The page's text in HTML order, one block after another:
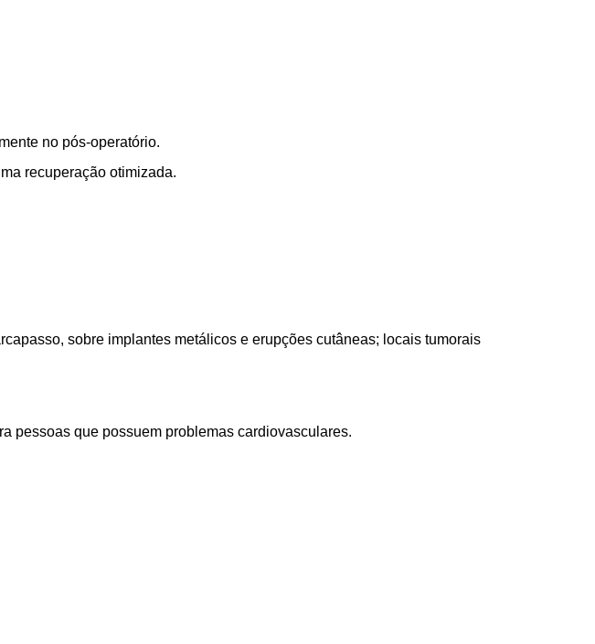
no pós-operatório.
recuperação otimizada.
sobre implantes metálicos e erupções cutâneas; locais tumorais
pessoas que possuem problemas cardiovasculares.